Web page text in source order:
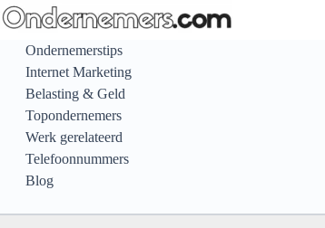
Ga
naar
inhoud
Ondernemerstips
Internet Marketing
Belasting & Geld
Topondernemers
Werk gerelateerd
Telefoonnummers
Blog